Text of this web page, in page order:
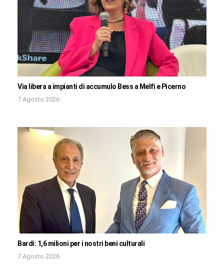
Via libera a impianti di accumulo Bess a Melfi e Picerno
7 Agosto 2026
Bardi: 1,6 milioni per i nostri beni culturali
7 Agosto 2026